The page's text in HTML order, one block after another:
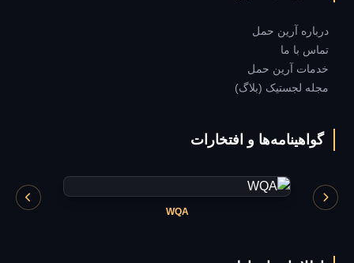
درباره آرین حمل
تماس با ما
خدمات آرین حمل
مجله لجستیک (بلاگ)
گواهینامه‌ها و افتخارات
WQA